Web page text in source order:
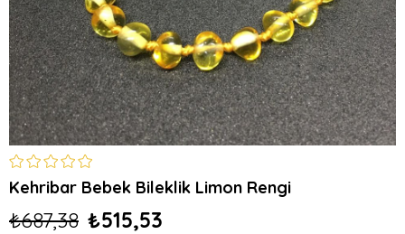
Kehribar Bebek Bileklik Limon Rengi
₺687,38 ₺515,53